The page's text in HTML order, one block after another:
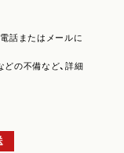
話またはメールに
どの不備など、詳細